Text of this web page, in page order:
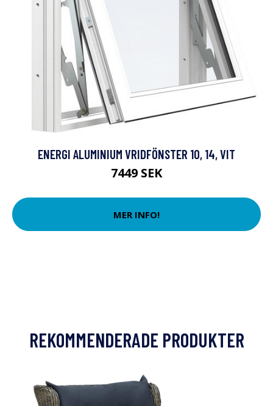
ENERGI ALUMINIUM VRIDFÖNSTER 10, 14, VIT
7449 SEK
MER INFO!
REKOMMENDERADE PRODUKTER